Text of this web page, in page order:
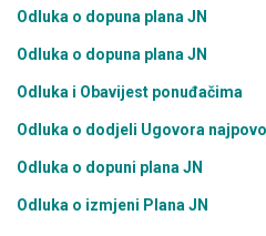
Odluka o dopuna plana JN
Odluka o dopuna plana JN
Odluka i Obavijest ponuđačima
Odluka o dodjeli Ugovora
Odluka o dopuni plana JN
Odluka o izmjeni Plana JN